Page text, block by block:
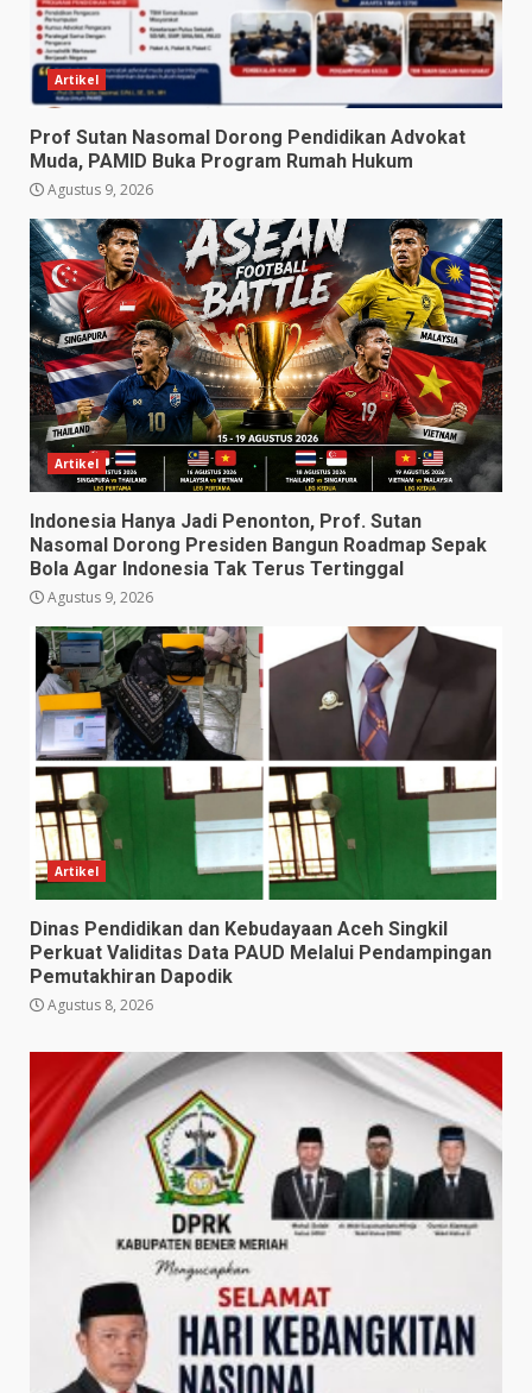
Artikel
Prof Sutan Nasomal Dorong Pendidikan Advokat
Muda, PAMID Buka Program Rumah Hukum
Agustus 9, 2026
Artikel
Indonesia Hanya Jadi Penonton, Prof. Sutan
Nasomal Dorong Presiden Bangun Roadmap Sepak
Bola Agar Indonesia Tak Terus Tertinggal
Agustus 9, 2026
Artikel
Dinas Pendidikan dan Kebudayaan Aceh Singkil
Perkuat Validitas Data PAUD Melalui Pendampingan
Pemutakhiran Dapodik
Agustus 8, 2026